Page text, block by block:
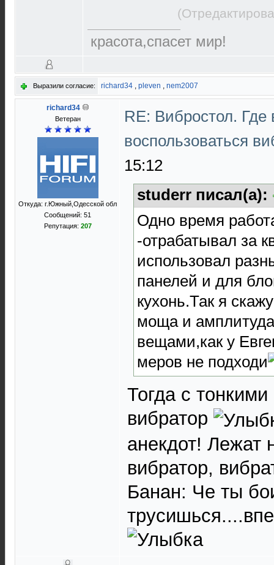
красота,спасет мир!
Выразили согласие: richard34 , pleven , nem2007
richard34
Ветеран
Откуда: г.Южный,Одесской обл
Сообщений: 51
Репутация: 207
RE: Вибростол.
воспользоваться
15:12
studerr писал(а):
Одно время
-отрабатывал за
использовал
панелей и для
кухонь.Так я
моща и
вещами,как у
меров не подходи
Тогда с
вибратор
анекдот! Лежат
вибратор,
Банан: Че ты